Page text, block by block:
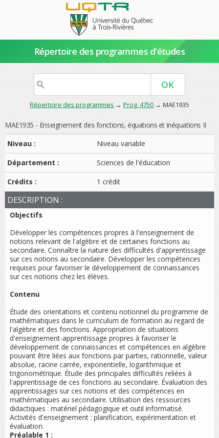
Répertoire des programmes d'études
Répertoire des programmes → Prog. 4750 → MAE1935
MAE1935 - Enseignement des fonctions, équations et inéquations II
Niveau :
Niveau variable
Département : Sciences de l'éducation
Crédits : 1 crédit
DESCRIPTION :
Objectifs
Développer les compétences propres à l'enseignement de
notions relevant de l'algèbre et de certaines fonctions au
secondaire. Connaître la nature des difficultés d'apprentissage
sur ces notions au secondaire. Développer les compétences
requises pour favoriser le développement de connaissances
sur ces notions chez les élèves.
Contenu
Étude des orientations et contenu notionnel du programme de
mathématiques dans le curriculum de formation au regard de
l'algèbre et des fonctions. Appropriation de situations
d'enseignement-apprentissage propres à favoriser le
développement de connaissances et compétences en algèbre
pouvant être liées aux fonctions par parties, rationnelle, valeur
absolue, racine carrée, exponentielle, logarithmique et
trigonométrique. Étude des principales difficultés reliées à
l'apprentissage de ces fonctions au secondaire. Évaluation des
apprentissages sur ces notions et des compétences en
mathématiques au secondaire. Utilisation des ressources
didactiques : matériel pédagogique et outil informatisé.
Activités d'enseignement : planification, expérimentation et
évaluation.
Préalable 1 :